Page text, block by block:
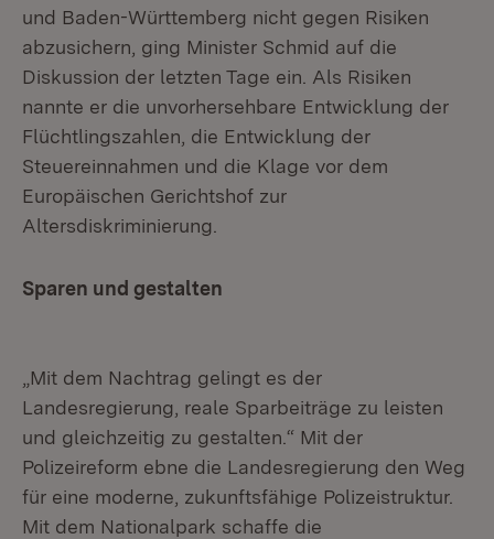
und Baden-Württemberg nicht gegen Risiken
abzusichern, ging Minister Schmid auf die
Diskussion der letzten Tage ein. Als Risiken
nannte er die unvorhersehbare Entwicklung der
Flüchtlingszahlen, die Entwicklung der
Steuereinnahmen und die Klage vor dem
Europäischen Gerichtshof zur
Altersdiskriminierung.
Sparen und gestalten
„Mit dem Nachtrag gelingt es der
Landesregierung, reale Sparbeiträge zu leisten
und gleichzeitig zu gestalten.“ Mit der
Polizeireform ebne die Landesregierung den Weg
für eine moderne, zukunftsfähige Polizeistruktur.
Mit dem Nationalpark schaffe die